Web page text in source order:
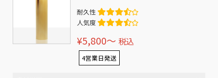
耐久性
人気度
¥5,800〜 税込
4営業日発送